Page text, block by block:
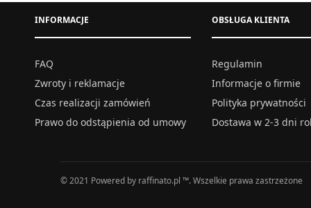
S M L XL
XXL
INFORMACJE
FAQ
Zwroty i reklamacje
Czas realizacji zamówień
Prawo do odstąpienia od umowy
OBSŁUGA KLIENTA
Regulamin
Informacje o firmie
Polityka prywatności
Dostawa w 2-3 dni
© 2021 Powered by raffinato.pl ™. Wszelkie prawa zastrzeżone